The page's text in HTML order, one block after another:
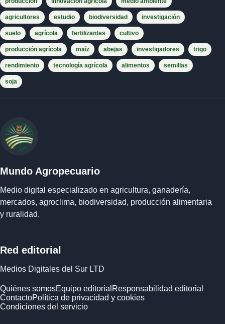
agricultores estudio biodiversidad investigación
suelo agrícola fertilizantes cultivo
producción agrícola maíz abejas investigadores trigo
rendimiento tecnología agrícola alimentos semillas
soja
Mundo Agropecuario
Medio digital especializado en agricultura, ganadería,
mercados, agroclima, biodiversidad, producción alimentaria
y ruralidad.
Red editorial
Medios Digitales del Sur LTD
Quiénes somosEquipo editorial Responsabilidad editorial
ContactoPolítica de privacidad y cookies
Condiciones del servicio